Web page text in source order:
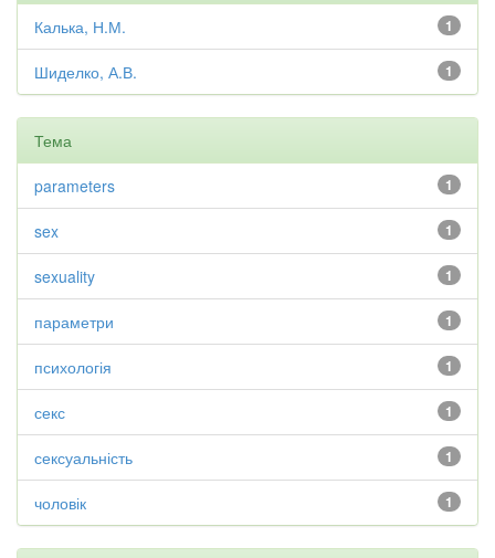
1
Калька, Н.М.
1
Шиделко, А.В.
Тема
1
parameters
1
sex
1
sexuality
1
параметри
1
психологія
1
секс
1
сексуальність
1
чоловік